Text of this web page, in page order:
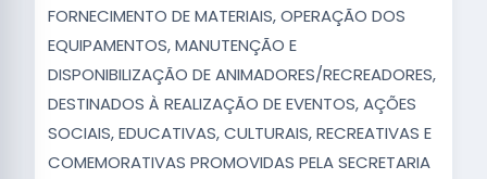
FORNECIMENTO DE MATERIAIS, OPERAÇÃO DOS
EQUIPAMENTOS, MANUTENÇÃO E
DISPONIBILIZAÇÃO DE ANIMADORES/RECREADORES,
DESTINADOS À REALIZAÇÃO DE EVENTOS, AÇÕES
SOCIAIS, EDUCATIVAS, CULTURAIS, RECREATIVAS E
COMEMORATIVAS PROMOVIDAS PELA SECRETARIA